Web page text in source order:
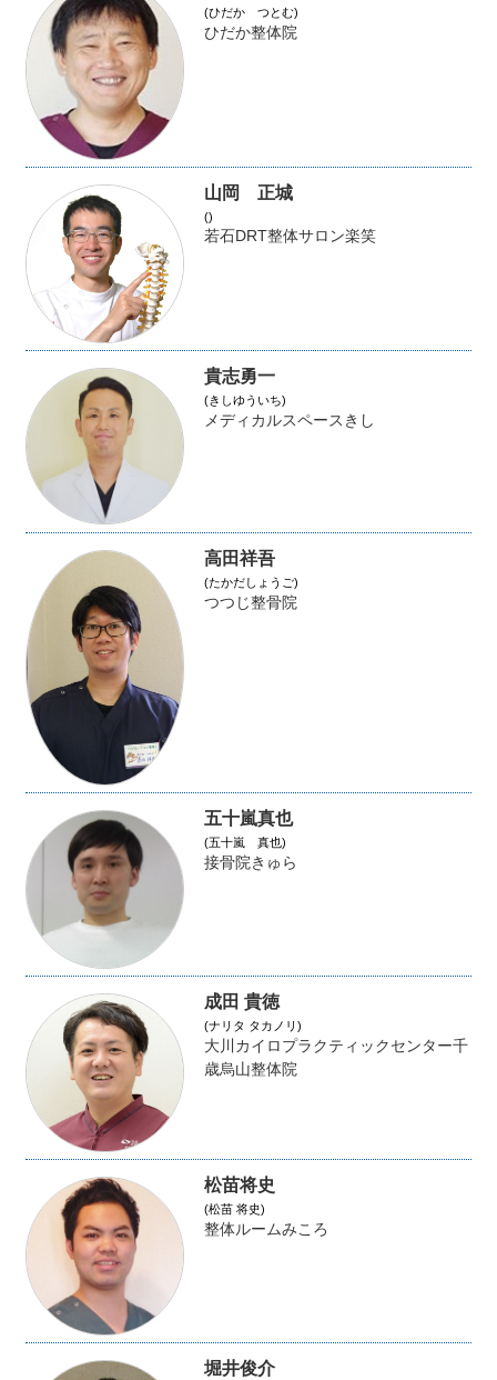
(ひだか つとむ)
ひだか整体院
山岡 正城
()
若石DRT整体サロン楽笑
貴志勇一
(きしゆういち)
メディカルスペースきし
高田祥吾
(たかだしょうご)
つつじ整骨院
五十嵐真也
(五十嵐 真也)
接骨院きゅら
成田 貴徳
(ナリタ タカノリ)
大川カイロプラクティックセンター千
歳烏山整体院
松苗将史
(松苗 将史)
整体ルームみころ
堀井俊介